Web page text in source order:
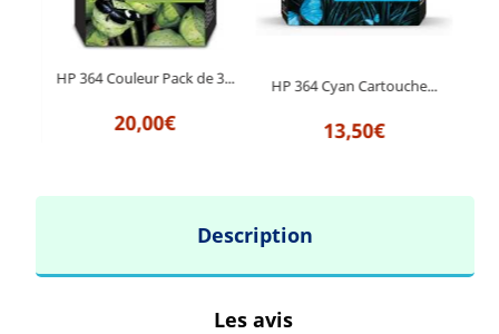
HP 364 Couleur Pack de 3...
20,00€
HP 364 Cyan Cartouche...
13,50€
Description
Les avis